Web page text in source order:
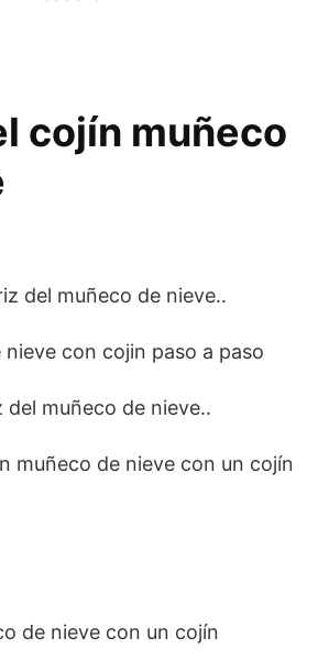
cojín muñeco
del muñeco de nieve..
del muñeco de nieve..